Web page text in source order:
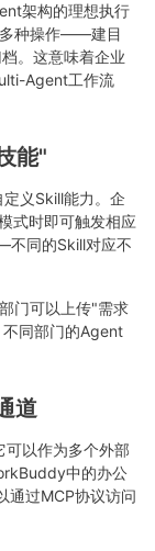
架构的理想执行
多种操作——建目
。这意味着企业
Agent工作流
能"
义Skill能力。企
式时即可触发相应
同的Skill对应不
门可以上传"需求
同部门的Agent
道
可以作为多个外部
中的办公
通过MCP协议访问